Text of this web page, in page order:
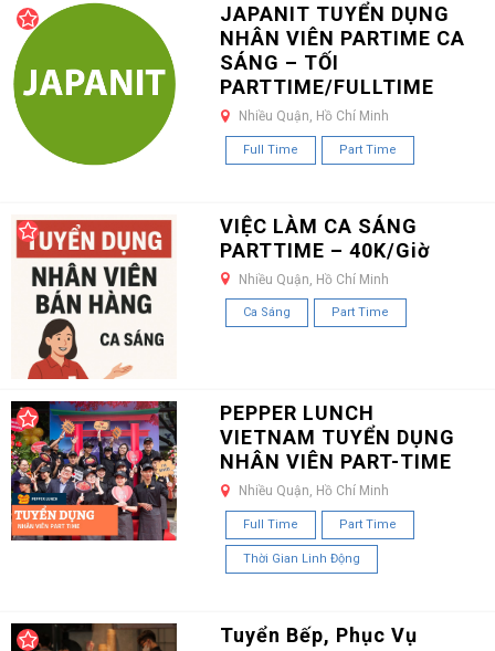
JAPANIT TUYỂN DỤNG
NHÂN VIÊN PARTIME CA
SÁNG – TỐI
PARTTIME/FULLTIME
Nhiều Quận, Hồ Chí Minh
Full Time Part Time
VIỆC LÀM CA SÁNG
PARTTIME – 40K/Giờ
Nhiều Quận, Hồ Chí Minh
Ca Sáng Part Time
PEPPER LUNCH
VIETNAM TUYỂN DỤNG
NHÂN VIÊN PART-TIME
Nhiều Quận, Hồ Chí Minh
Full Time Part Time
Thời Gian Linh Động
Tuyển Bếp, Phục Vụ